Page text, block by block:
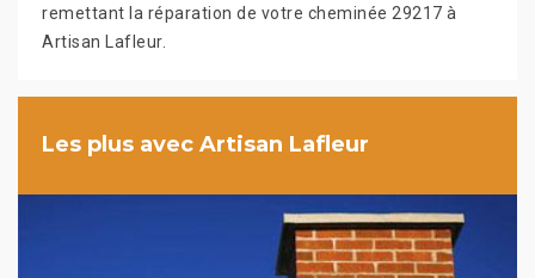
remettant la réparation de votre cheminée 29217 à
Artisan Lafleur.
Les plus avec Artisan Lafleur